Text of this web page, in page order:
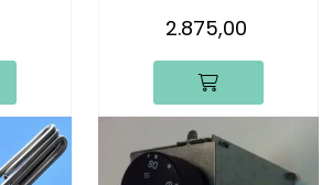
2.875,00